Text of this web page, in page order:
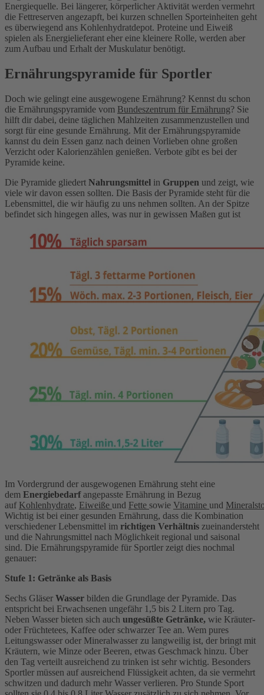
Energiequelle. Bei längerer, körperlicher Aktivität werden vermehrt
die Fettreserven angezapft, bei kurzen schnellen Sporteinheiten geht
es überwiegend ans Kohlenhydratdepot. Proteine und Eiweiß
spielen als Energielieferant eher eine kleinere Rolle, werden aber
zum Aufbau und Erhalt der Muskulatur benötigt.
Ernährungspyramide für Sportler
Doch wie gelingt eine ausgewogene Ernährung? Kennst du schon
die Ernährungspyramide vom Bundeszentrum für Ernährung? Sie
hilft dir dabei, deine täglichen Mahlzeiten zusammenzustellen und
sorgt für eine gesunde Ernährung. Mit der Ernährungspyramide
kannst du dein Essen ganz nach deinen Vorlieben ohne großen
Verzicht oder Kalorienzählen genießen. Verbote gibt es bei der
Pyramide keine.
Die Pyramide gliedert Nahrungsmittel in Gruppen und zeigt, wie
viele wir davon essen sollten. Die Basis der Pyramide steht für die
Lebensmittel, die wir häufig zu uns nehmen sollten. An der Spitze
befindet sich hingegen alles, was nur in gewissen Maßen gut ist
Im Vordergrund der ausgewogenen Ernährung steht eine
dem Energiebedarfangepasste Ernährung in Bezug
auf Kohlenhydrate, Eiweiße und Fette sowie Vitamine und
Wichtig ist bei einer gesunden Ernährung, dass die Kombination
verschiedener Lebensmittel im richtigen Verhältnis zueinandersteht
und die Nahrungsmittel nach Möglichkeit regional und saisonal
sind. Die Ernährungspyramide für Sportler zeigt dies nochmal
genauer:
Stufe 1: Getränke als Basis
Sechs Gläser Wasser bilden die Grundlage der Pyramide. Das
entspricht bei Erwachsenen ungefähr 1,5 bis 2 Litern pro Tag.
Neben Wasser bieten sich auch ungesüßte Getränke, wie Kräuter-
oder Früchtetees, Kaffee oder schwarzer Tee an. Wem pures
Leitungswasser oder Mineralwasser zu langweilig ist, der bringt mit
Kräutern, wie Minze oder Beeren, etwas Geschmack hinzu. Über
den Tag verteilt ausreichend zu trinken ist sehr wichtig. Besonders
Sportler müssen auf ausreichend Flüssigkeit achten, da sie vermehrt
schwitzen und dadurch mehr Wasser verlieren. Pro Stunde Sport